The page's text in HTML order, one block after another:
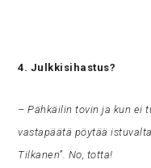
4. Julkkisihastus?
– Pähkäilin tovin ja kun ei
vastapäätä pöytää
Tilkanen”. No, totta!